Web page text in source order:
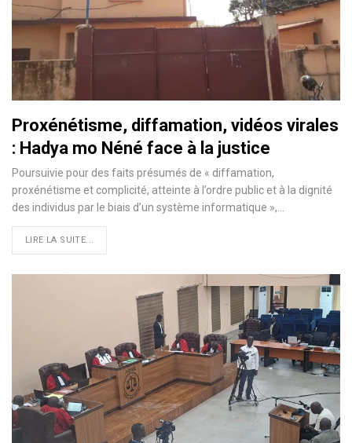
Proxénétisme, diffamation, vidéos virales
: Hadya mo Néné face à la justice
Poursuivie pour des faits présumés de « diffamation,
proxénétisme et complicité, atteinte à l’ordre public et à la dignité
des individus par le biais d’un système informatique »,…
LIRE LA SUITE...